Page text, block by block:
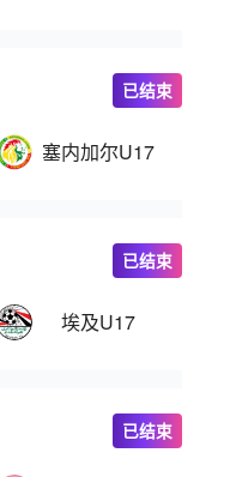
塞内加尔U17
已结束
埃及U17
已结束
已结束